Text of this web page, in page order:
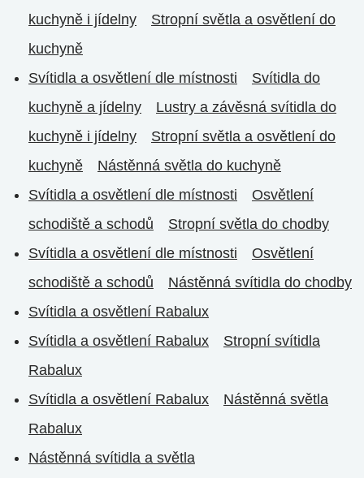
kuchyně i jídelny
Stropní světla a osvětlení do
kuchyně
Svítidla a osvětlení dle místnosti
Svítidla do
kuchyně a jídelny
Lustry a závěsná svítidla do
kuchyně i jídelny
Stropní světla a osvětlení do
kuchyně
Nástěnná světla do kuchyně
Svítidla a osvětlení dle místnosti
Osvětlení
schodiště a schodů
Stropní světla do chodby
Svítidla a osvětlení dle místnosti
Osvětlení
schodiště a schodů
Nástěnná svítidla do chodby
Svítidla a osvětlení Rabalux
Svítidla a osvětlení Rabalux
Stropní svítidla
Rabalux
Svítidla a osvětlení Rabalux
Nástěnná světla
Rabalux
Nástěnná svítidla a světla